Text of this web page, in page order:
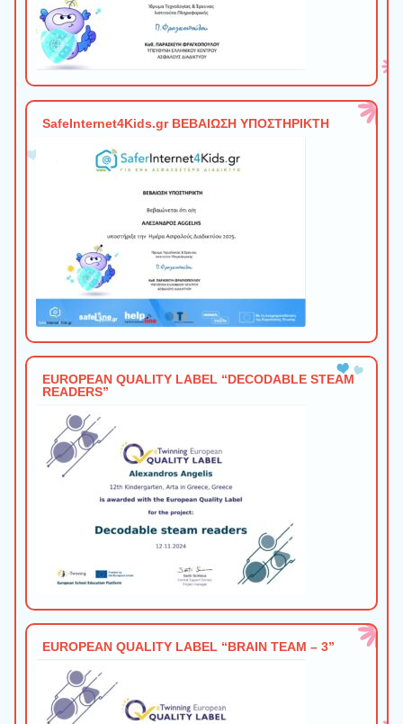
SafeInternet4Kids.gr ΒΕΒΑΙΩΣΗ ΥΠΟΣΤΗΡΙΚΤΗ
EUROPEAN QUALITY LABEL “DECODABLE STEAM
READERS”
EUROPEAN QUALITY LABEL “BRAIN TEAM – 3”